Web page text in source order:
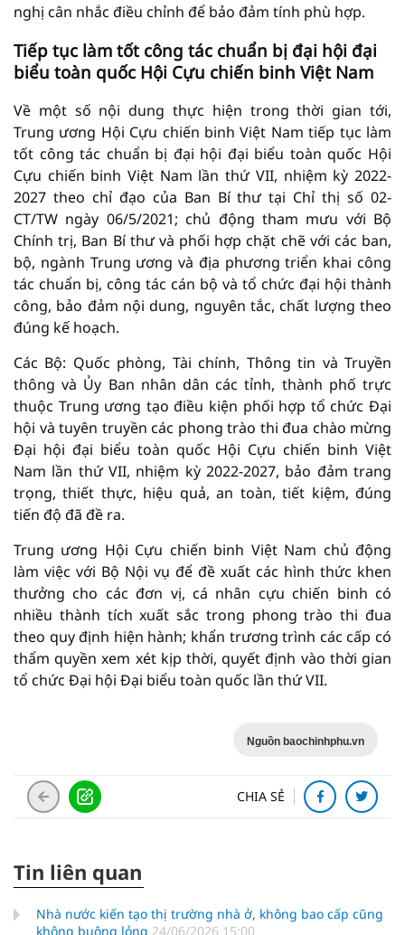
nghị cân nhắc điều chỉnh để bảo đảm tính phù hợp.
Tiếp tục làm tốt công tác chuẩn bị đại hội đại
biểu toàn quốc Hội Cựu chiến binh Việt Nam
Về một số nội dung thực hiện trong thời gian tới,
Trung ương Hội Cựu chiến binh Việt Nam tiếp tục làm
tốt công tác chuẩn bị đại hội đại biểu toàn quốc Hội
Cựu chiến binh Việt Nam lần thứ VII, nhiệm kỳ 2022-
2027 theo chỉ đạo của Ban Bí thư tại Chỉ thị số 02-
CT/TW ngày 06/5/2021; chủ động tham mưu với Bộ
Chính trị, Ban Bí thư và phối hợp chặt chẽ với các ban,
bộ, ngành Trung ương và địa phương triển khai công
tác chuẩn bị, công tác cán bộ và tổ chức đại hội thành
công, bảo đảm nội dung, nguyên tắc, chất lượng theo
đúng kế hoạch.
Các Bộ: Quốc phòng, Tài chính, Thông tin và Truyền
thông và Ủy Ban nhân dân các tỉnh, thành phố trực
thuộc Trung ương tạo điều kiện phối hợp tổ chức Đại
hội và tuyên truyền các phong trào thi đua chào mừng
Đại hội đại biểu toàn quốc Hội Cựu chiến binh Việt
Nam lần thứ VII, nhiệm kỳ 2022-2027, bảo đảm trang
trọng, thiết thực, hiệu quả, an toàn, tiết kiệm, đúng
tiến độ đã đề ra.
Trung ương Hội Cựu chiến binh Việt Nam chủ động
làm việc với Bộ Nội vụ để đề xuất các hình thức khen
thưởng cho các đơn vị, cá nhân cựu chiến binh có
nhiều thành tích xuất sắc trong phong trào thi đua
theo quy định hiện hành; khẩn trương trình các cấp có
thẩm quyền xem xét kịp thời, quyết định vào thời gian
tổ chức Đại hội Đại biểu toàn quốc lần thứ VII.
Nguồn baochinhphu.vn
CHIA SẺ
Tin liên quan
Nhà nước kiến tạo thị trường nhà ở, không bao cấp cũng
không buông lỏng 24/06/2026 15:00